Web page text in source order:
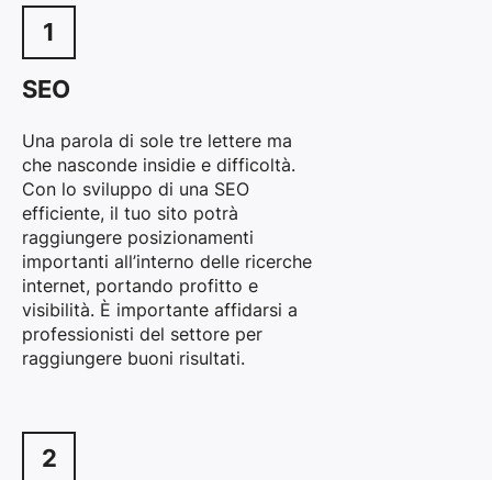
1
SEO
Una parola di sole tre lettere ma
che nasconde insidie e difficoltà.
Con lo sviluppo di una SEO
efficiente, il tuo sito potrà
raggiungere posizionamenti
importanti all’interno delle ricerche
internet, portando profitto e
visibilità. È importante affidarsi a
professionisti del settore per
raggiungere buoni risultati.
2